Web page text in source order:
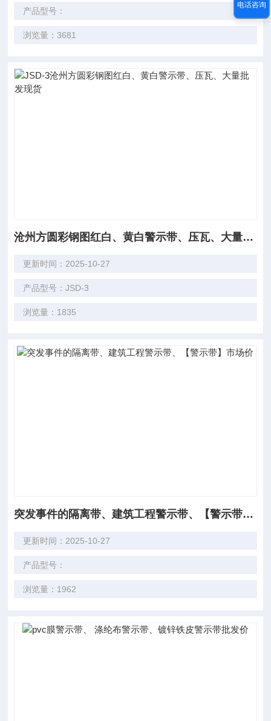
产品型号：
浏览量：3681
沧州方圆彩钢图红白、黄白警示带、压瓦、大量批发现货
更新时间：2025-10-27
产品型号：JSD-3
浏览量：1835
突发事件的隔离带、建筑工程警示带、【警示带】市场价
更新时间：2025-10-27
产品型号：
浏览量：1962
电话咨询